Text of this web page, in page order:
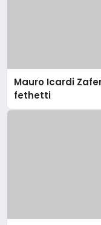
Mauro Icardi
fethetti